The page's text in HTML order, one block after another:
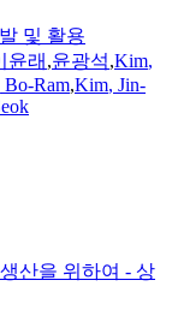
및 활용
윤래 ,윤광석,Kim,
Bo-Ram,Kim, Jin-
산을 위하여 - 상